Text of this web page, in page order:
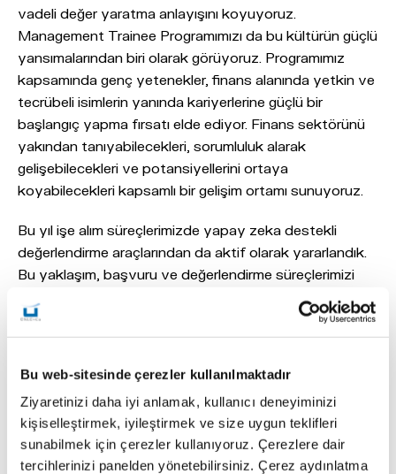
Bu web-sitesinde çerezler kullanılmaktadır
Ziyaretinizi daha iyi anlamak, kullanıcı deneyiminizi
kişiselleştirmek, iyileştirmek ve size uygun teklifleri
sunabilmek için çerezler kullanıyoruz. Çerezlere dair
tercihlerinizi panelden yönetebilirsiniz. Çerez aydınlatma
vadeli değer yaratma anlayışını koyuyoruz.
Management Trainee Programımızı da bu kültürün güçlü
yansımalarından biri olarak görüyoruz. Programımız
kapsamında genç yetenekler, finans alanında yetkin ve
tecrübeli isimlerin yanında kariyerlerine güçlü bir
başlangıç yapma fırsatı elde ediyor. Finans sektörünü
yakından tanıyabilecekleri, sorumluluk alarak
gelişebilecekleri ve potansiyellerini ortaya
koyabilecekleri kapsamlı bir gelişim ortamı sunuyoruz.
Bu yıl işe alım süreçlerimizde yapay zeka destekli
değerlendirme araçlarından da aktif olarak yararlandık.
Bu yaklaşım, başvuru ve değerlendirme süreçlerimizi
daha hızlı, verimli ve bütüncül şekilde yönetmemize
katkı sağlarken, aday deneyimini de güçlendirdi. Bu yıl
programa gelen başvurulardaki artış ve yurt dışındaki
profesyoneller nezdindeki güçlü konumunu destekliyor.
Yeni dönem katılımcılarımızın gelişim yolculuklarına eşlik
etmekten memnuniyet duyuyoruz.”
18 aylık kapsamlı gelişim yolculuğu